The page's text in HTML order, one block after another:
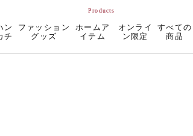
ン
チ
ファッション
グッズ
ホームア
イテム
オンライ
ン限定
すべての
商品